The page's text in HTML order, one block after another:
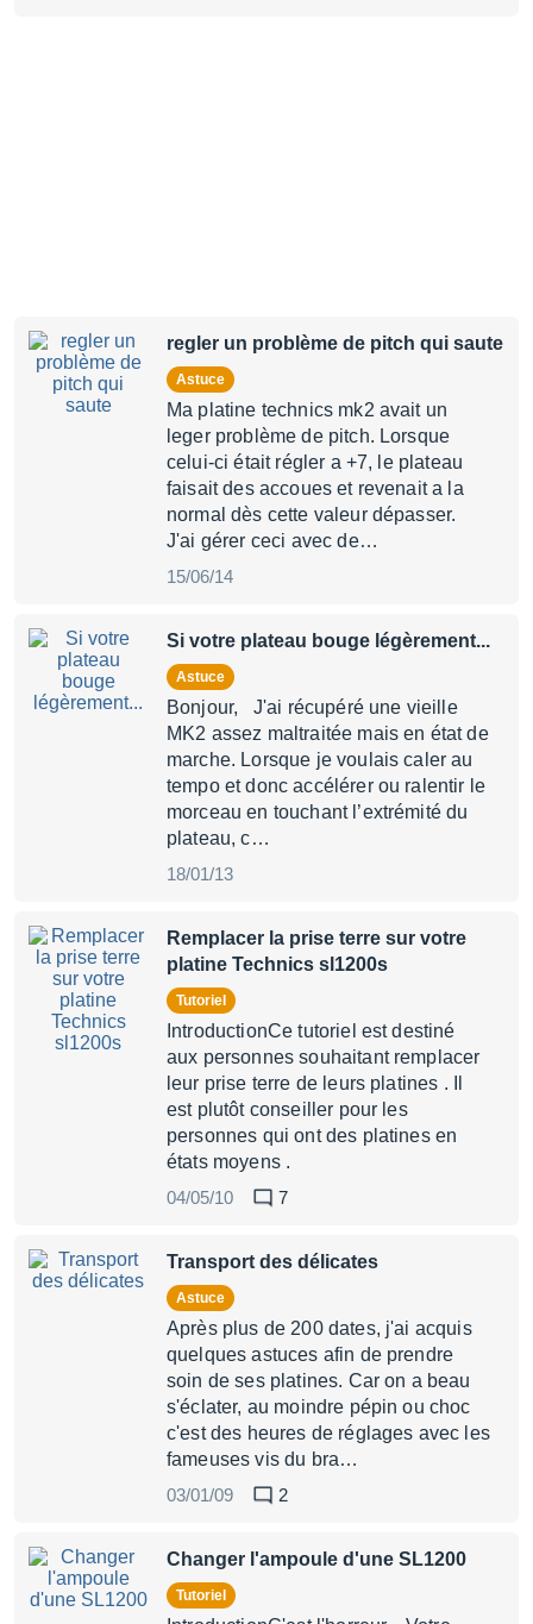
regler un problème de pitch qui saute
Astuce
Ma platine technics mk2 avait un
leger problème de pitch. Lorsque
celui-ci était régler a +7, le plateau
faisait des accoues et revenait a la
normal dès cette valeur dépasser.
J'ai gérer ceci avec de…
15/06/14
Si votre plateau bouge légèrement...
Astuce
Bonjour, J'ai récupéré une vieille
MK2 assez maltraitée mais en état de
marche. Lorsque je voulais caler au
tempo et donc accélérer ou ralentir le
morceau en touchant l’extrémité du
plateau, c…
18/01/13
Remplacer la prise terre sur votre
platine Technics sl1200s
Tutoriel
IntroductionCe tutoriel est destiné
aux personnes souhaitant remplacer
leur prise terre de leurs platines . Il
est plutôt conseiller pour les
personnes qui ont des platines en
états moyens .
04/05/10
7
Transport des délicates
Astuce
Après plus de 200 dates, j'ai acquis
quelques astuces afin de prendre
soin de ses platines. Car on a beau
s'éclater, au moindre pépin ou choc
c'est des heures de réglages avec les
fameuses vis du bra…
03/01/09
2
Changer l'ampoule d'une SL1200
Tutoriel